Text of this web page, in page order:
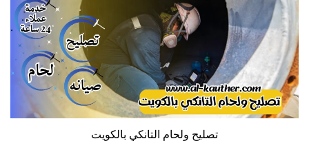
تصليح ولحام التانكي بالكويت